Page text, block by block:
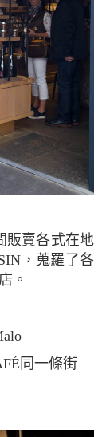
，蒐羅了各
。
同一條街